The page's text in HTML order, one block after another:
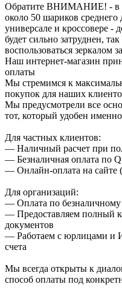
Обратите ВНИМАНИЕ! - в
около 50 шариков
универсале и кроссовере -
будет сильно затруднен,
воспользоваться зеркалом
Наш интернет-магазин
оплаты
Мы стремимся к
покупок для наших
Мы предусмотрели все
тот, который удобен именно
Для частных клиентов:
— Наличный расчет при
— Безналичная оплата по
— Онлайн-оплата на сайте
Для организаций:
— Оплата по безналичному
— Предоставляем полный
документов
— Работаем с юрлицами и
счета
Мы всегда открыты к
способ оплаты под